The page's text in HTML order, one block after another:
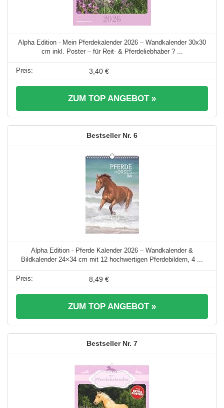
Alpha Edition - Mein Pferdekalender 2026 – Wandkalender 30x30
cm inkl. Poster – für Reit- & Pferdeliebhaber ? ...
3,40 €
ZUM TOP ANGEBOT »
6
Alpha Edition - Pferde Kalender 2026 – Wandkalender &
Bildkalender 24×34 cm mit 12 hochwertigen Pferdebildern, 4 ...
8,49 €
ZUM TOP ANGEBOT »
7